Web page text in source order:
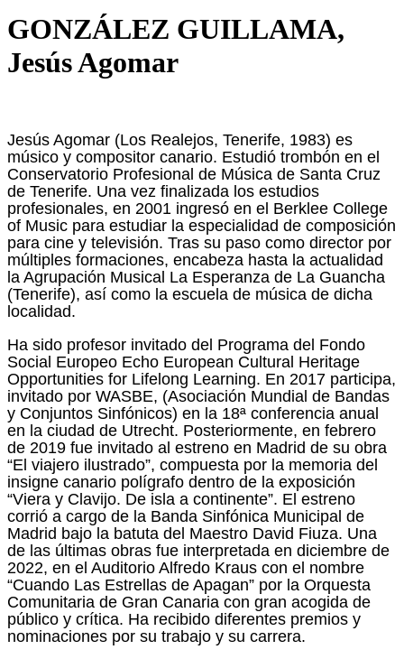
GONZÁLEZ GUILLAMA,
Jesús Agomar
Jesús Agomar (Los Realejos, Tenerife, 1983) es
músico y compositor canario. Estudió trombón en el
Conservatorio Profesional de Música de Santa Cruz
de Tenerife. Una vez finalizada los estudios
profesionales, en 2001 ingresó en el Berklee College
of Music para estudiar la especialidad de composición
para cine y televisión. Tras su paso como director por
múltiples formaciones, encabeza hasta la actualidad
la Agrupación Musical La Esperanza de La Guancha
(Tenerife), así como la escuela de música de dicha
localidad.
Ha sido profesor invitado del Programa del Fondo
Social Europeo Echo European Cultural Heritage
Opportunities for Lifelong Learning. En 2017 participa,
invitado por WASBE, (Asociación Mundial de Bandas
y Conjuntos Sinfónicos) en la 18ª conferencia anual
en la ciudad de Utrecht. Posteriormente, en febrero
de 2019 fue invitado al estreno en Madrid de su obra
“El viajero ilustrado”, compuesta por la memoria del
insigne canario polígrafo dentro de la exposición
“Viera y Clavijo. De isla a continente”. El estreno
corrió a cargo de la Banda Sinfónica Municipal de
Madrid bajo la batuta del Maestro David Fiuza. Una
de las últimas obras fue interpretada en diciembre de
2022, en el Auditorio Alfredo Kraus con el nombre
“Cuando Las Estrellas de Apagan” por la Orquesta
Comunitaria de Gran Canaria con gran acogida de
público y crítica. Ha recibido diferentes premios y
nominaciones por su trabajo y su carrera.